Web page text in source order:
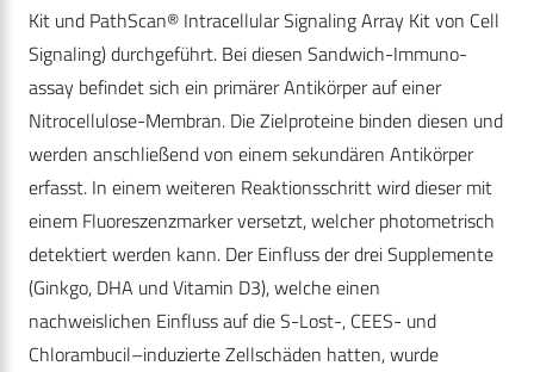
Kit und PathScan® Intracellular Signaling Array Kit von Cell
Signaling) durchgeführt. Bei diesen Sandwich-Immuno-
assay befindet sich ein primärer Antikörper auf einer
Nitrocellulose-Membran. Die Zielproteine binden diesen und
werden anschließend von einem sekundären Antikörper
erfasst. In einem weiteren Reaktionsschritt wird dieser mit
einem Fluoreszenzmarker versetzt, welcher photometrisch
detektiert werden kann. Der Einfluss der drei Supplemente
(Ginkgo, DHA und Vitamin D3), welche einen
nachweislichen Einfluss auf die S-Lost-, CEES- und
Chlorambucil–induzierte Zellschäden hatten, wurde